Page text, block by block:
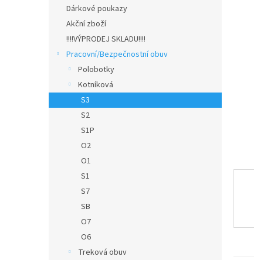
l
Dárkové poukazy
Akční zboží
!!!!VÝPRODEJ SKLADU!!!!
Pracovní/Bezpečnostní obuv
Polobotky
Kotníková
S3
S2
S1P
O2
O1
S1
S7
SB
O7
O6
Treková obuv